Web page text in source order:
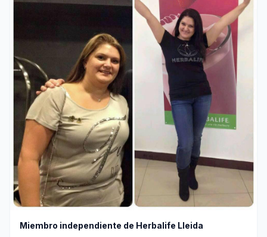
Miembro independiente de Herbalife Lleida